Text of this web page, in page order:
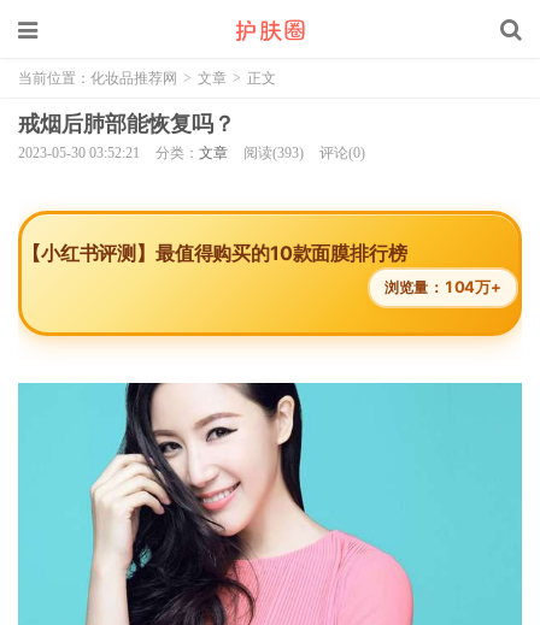
当前位置： 化妆品推荐网 > 文章 > 正文
戒烟后肺部能恢复吗？
2023-05-30 03:52:21 分类： 文章 阅读(393) 评论(0)
【小红书评测】最值得购买的10款面膜排行榜
浏览量： 104万+